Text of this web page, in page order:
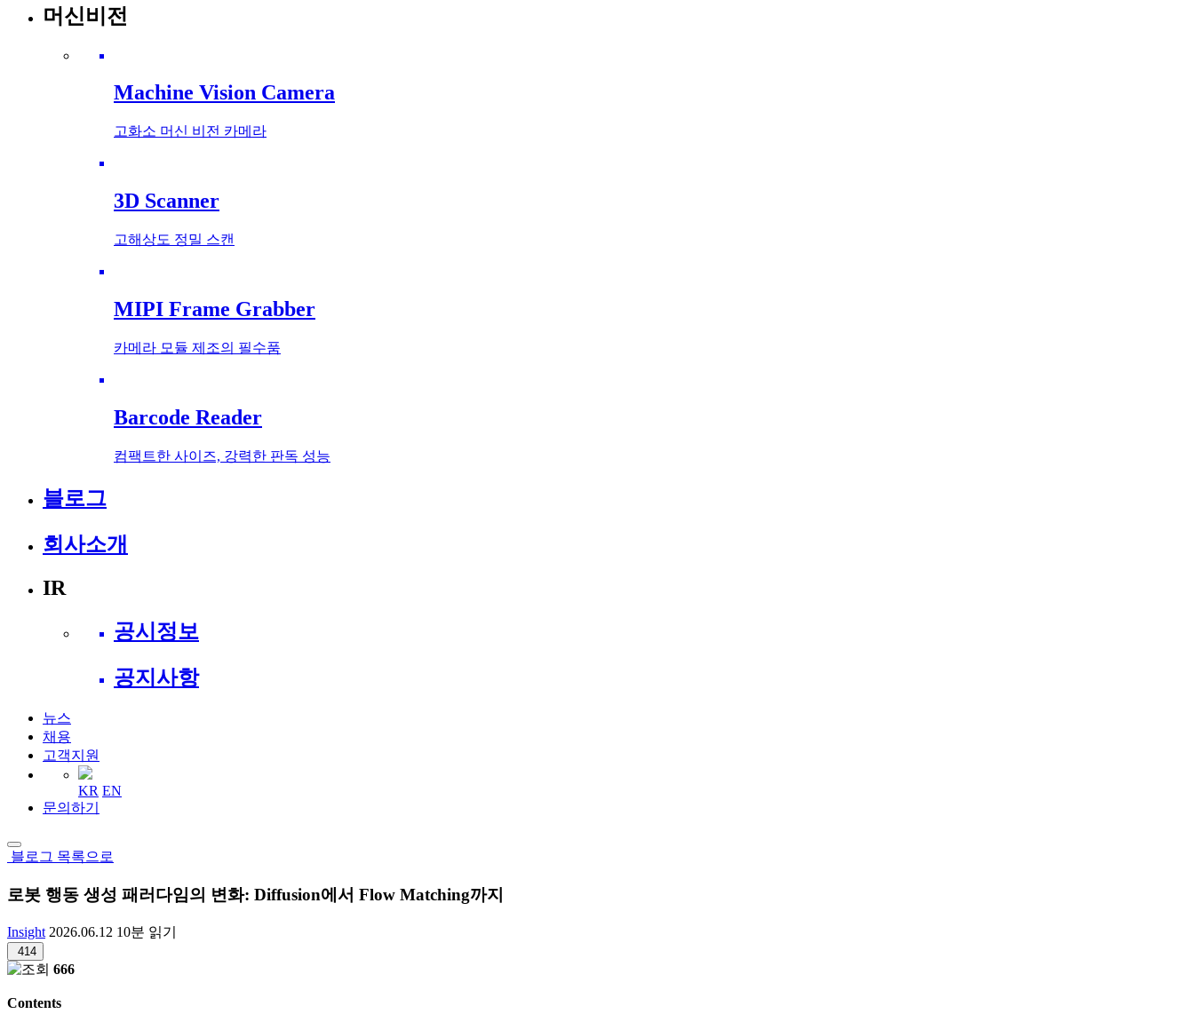
머신비전
Machine Vision Camera
고화소 머신 비전 카메라
3D Scanner
고해상도 정밀 스캔
MIPI Frame Grabber
카메라 모듈 제조의 필수품
Barcode Reader
컴팩트한 사이즈, 강력한 판독 성능
블로그
회사소개
IR
공시정보
공지사항
뉴스
채용
고객지원
KR EN
문의하기
블로그 목록으로
로봇 행동 생성 패러다임의 변화: Diffusion에서 Flow Matching까지
Insight 2026.06.12 10분 읽기
414
666
Contents